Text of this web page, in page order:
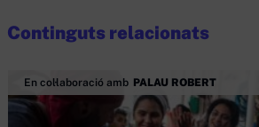
Continguts relacionats
En col·laboració amb PALAU ROBERT